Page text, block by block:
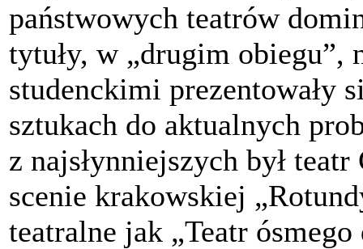
państwowych teatrów
tytuły, w „drugim obiegu”,
studenckimi prezentowały
sztukach do aktualnych
z najsłynniejszych był
scenie krakowskiej
teatralne jak „Teatr